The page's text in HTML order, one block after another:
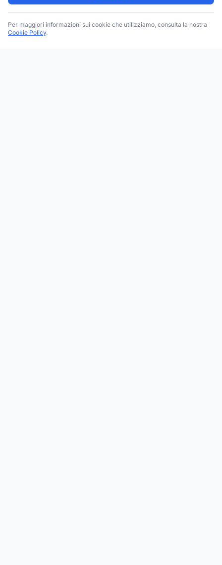
Per maggiori informazioni sui cookie che utilizziamo, consulta la nostra
Cookie Policy.